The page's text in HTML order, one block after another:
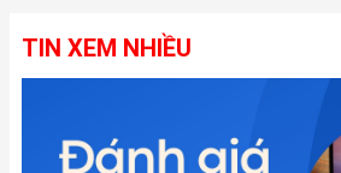
TIN XEM NHIỀU